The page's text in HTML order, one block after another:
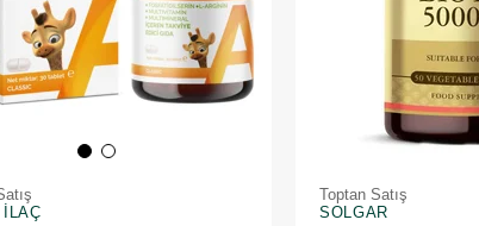
İLAÇ
Toptan Satış
SOLGAR